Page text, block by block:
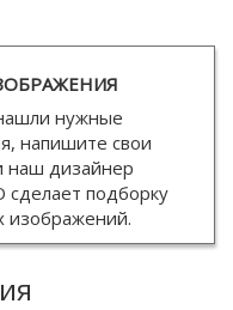
нужные
напишите свои
наш дизайнер
сделает подборку
изображений.